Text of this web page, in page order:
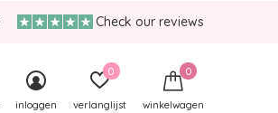
inloggen verlanglijst
0
winkelwagen
0
Check our reviews